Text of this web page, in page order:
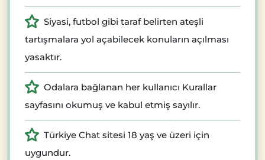
Siyasi, futbol gibi taraf belirten ateşli
tartışmalara yol açabilecek konuların açılması
yasaktır.
Odalara bağlanan her kullanıcı Kurallar
sayfasını okumuş ve kabul etmiş sayılır.
Türkiye Chat sitesi 18 yaş ve üzeri için
uygundur.